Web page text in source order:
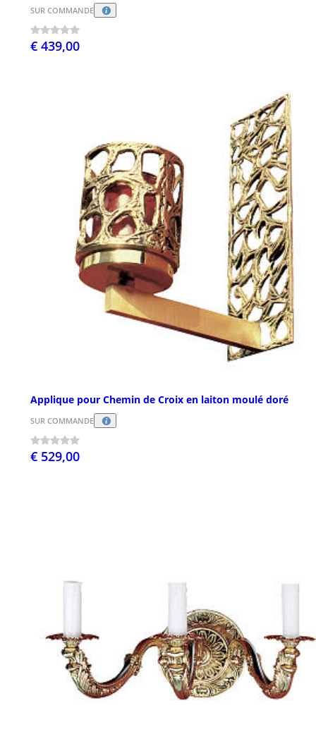
SUR COMMANDE
€ 439,00
Applique pour Chemin de Croix en laiton moulé doré
SUR COMMANDE
€ 529,00